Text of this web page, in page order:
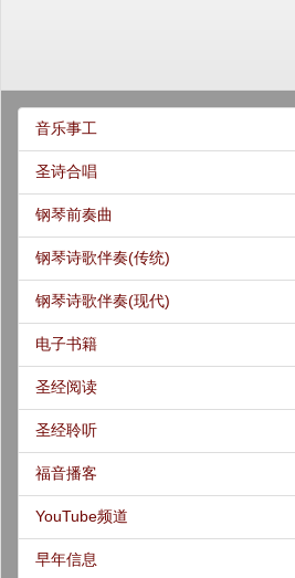
音乐事工
圣诗合唱
钢琴前奏曲
钢琴诗歌伴奏(传统)
钢琴诗歌伴奏(现代)
电子书籍
圣经阅读
圣经聆听
福音播客
YouTube频道
早年信息